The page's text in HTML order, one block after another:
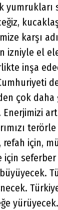
yumrukları
karşı
izniyle el
inşa
çok
refah için,
seferber